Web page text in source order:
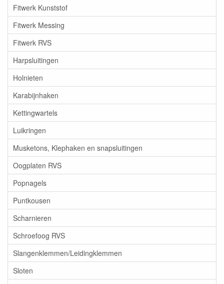
Fitwerk Kunststof
Fitwerk Messing
Fitwerk RVS
Harpsluitingen
Holnieten
Karabijnhaken
Kettingwartels
Luikringen
Musketons, Klephaken en snapsluitingen
Oogplaten RVS
Popnagels
Puntkousen
Scharnieren
Schroefoog RVS
Slangenklemmen/Leidingklemmen
Sloten